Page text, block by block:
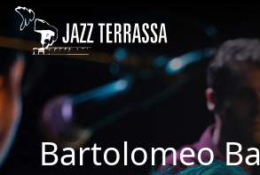
Pasar al contenido principal
Bartolomeo